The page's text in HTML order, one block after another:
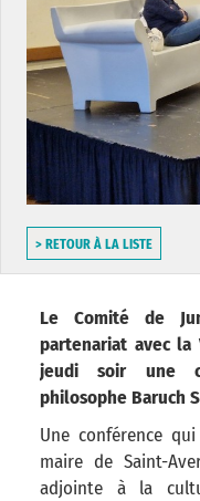
> RETOUR À LA LISTE
Le Comité de
partenariat avec
jeudi soir une
philosophe Baruch
Une conférence
maire de Saint-
adjointe à la